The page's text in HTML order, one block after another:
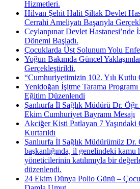
Hizmetleri.
Hilvan Şehit Halit Şiltak Devlet
Cerrahi Ameliyatı Başarıyla
Ceylanpınar Devlet Hastanesi’nde
Dönemi Başladı.
Çocuklarda Üst Solunum Yolu
Yoğun Bakımda Güncel
Gerçekleştirildi.
“Cumhuriyetimizin 102. Yılı Kutlu
Yenidoğan İşitme Tarama
Eğitim Düzenlendi
Şanlıurfa İl Sağlık Müdürü Dr.
Ekim Cumhuriyet Bayramı Mesajı
Akciğer Kisti Patlayan 7 Yaşındaki
Kurtarıldı
Şanlıurfa İl Sağlık Müdürümüz
başkanlığında, il genelindeki kamu
yöneticilerinin katılımıyla bir
düzenlendi.
24 Ekim Dünya Polio Günü –